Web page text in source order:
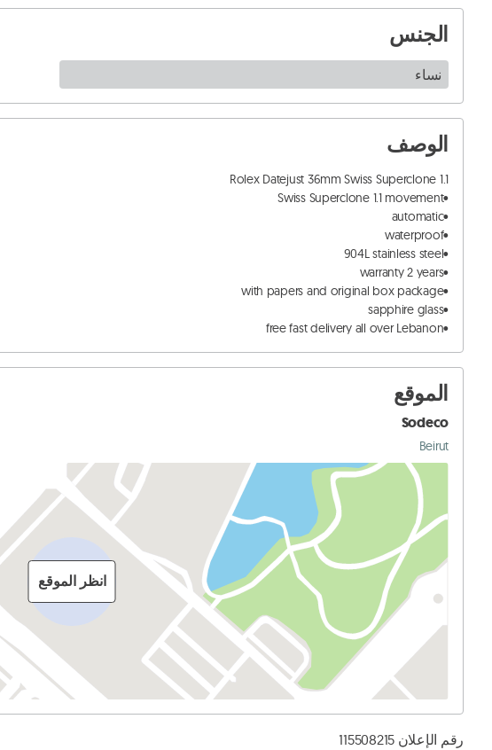
الجنس
نساء
الوصف
•free fast delivery all over Lebanon
الموقع
Sodeco
Beirut
انظر الموقع
رقم الإعلان 115508215